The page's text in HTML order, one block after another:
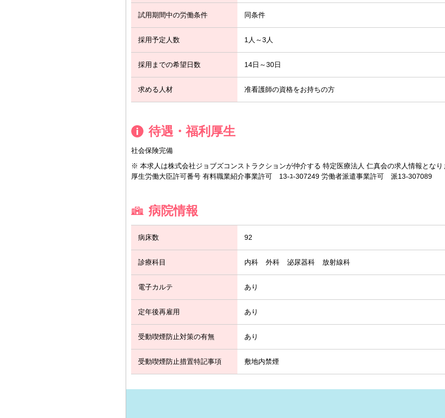
試用期間中の労働条件 同条件
採用予定人数 1人～3人
採用までの希望日数 14日～30日
求める人材 准看護師の資格をお持ちの方
待遇・福利厚生
社会保険完備
※ 本求人は株式会社ジョブズコンストラクションが仲介する 特定医療法人 仁真会の求人情報となり
厚生労働大臣許可番号 有料職業紹介事業許可 13-ﾕ-307249 労働者派遣事業許可 派13-307089
病院情報
病床数 92
診療科目 内科 外科 泌尿器科 放射線科
電子カルテ あり
定年後再雇用 あり
受動喫煙防止対策の有無 あり
受動喫煙防止措置特記事項 敷地内禁煙